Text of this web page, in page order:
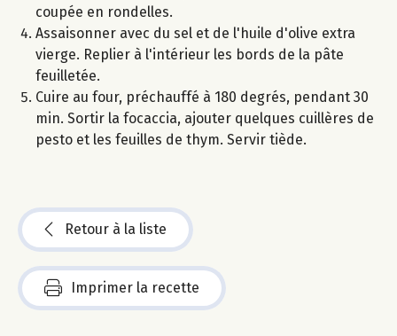
coupée en rondelles.
Assaisonner avec du sel et de l'huile d'olive extra
vierge. Replier à l'intérieur les bords de la pâte
feuilletée.
Cuire au four, préchauffé à 180 degrés, pendant 30
min. Sortir la focaccia, ajouter quelques cuillères de
pesto et les feuilles de thym. Servir tiède.
Retour à la liste
Imprimer la recette